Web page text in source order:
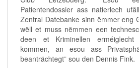
Patientendossier ass natierlech
Zentral Datebanke sinn ëmmer eng
wëll et muss nëmmen een
deen et Kriminellen
kommen, an esou ass
beanträchtegt” sou den Dennis Fink.